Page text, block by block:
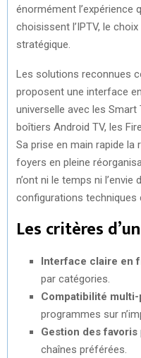
énormément l’expérience
choisissent l’IPTV, le
stratégique.
Les solutions reconnues
proposent une interface
universelle avec les Smart
boîtiers Android TV, les
Sa prise en main rapide la
foyers en pleine
n’ont ni le temps ni
configurations techniques
Les critères
Interface claire en
par catégories.
Compatibilité
programmes sur
Gestion des favoris
chaînes préférées.